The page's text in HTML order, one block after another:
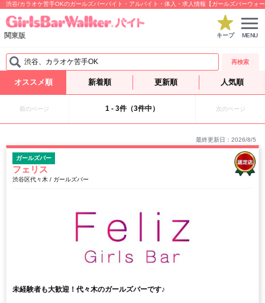
渋谷/カラオケ苦手OKのガールズバーバイト・アルバイト・体入・求人情報【ガールズバーウォ
関東版 キープ MENU
渋谷、カラオケ苦手OK 再検索
オススメ順 新着順 更新順 人気順
前のページ 1 - 3件（3件中） 次のページ
最終更新日：2026/8/5
ガールズバー
フェリス
渋谷区代々木 / ガールズバー
未経験者も大歓迎！代々木のガールズバーです♪